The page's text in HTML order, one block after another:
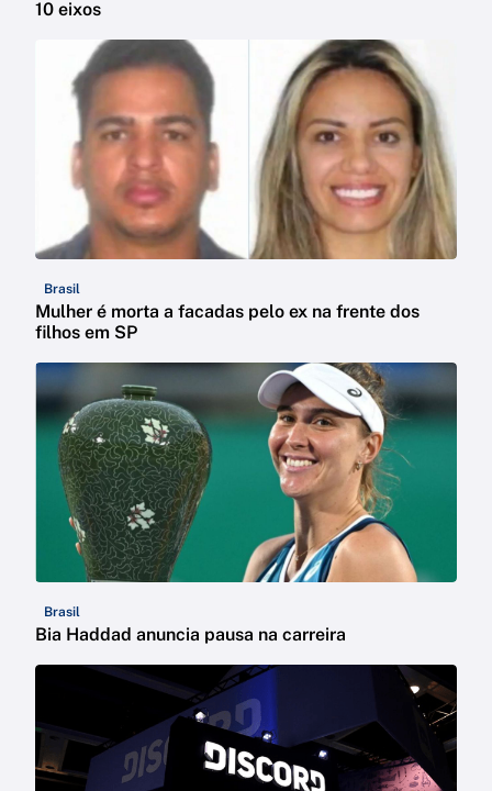
10 eixos
Brasil
Mulher é morta a facadas pelo ex na frente dos
filhos em SP
Brasil
Bia Haddad anuncia pausa na carreira